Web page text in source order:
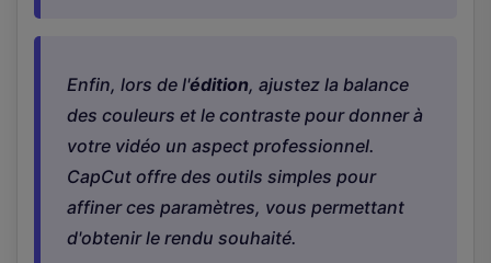
Enfin, lors de l'édition, ajustez la balance
des couleurs et le contraste pour donner à
votre vidéo un aspect professionnel.
CapCut offre des outils simples pour
affiner ces paramètres, vous permettant
d'obtenir le rendu souhaité.